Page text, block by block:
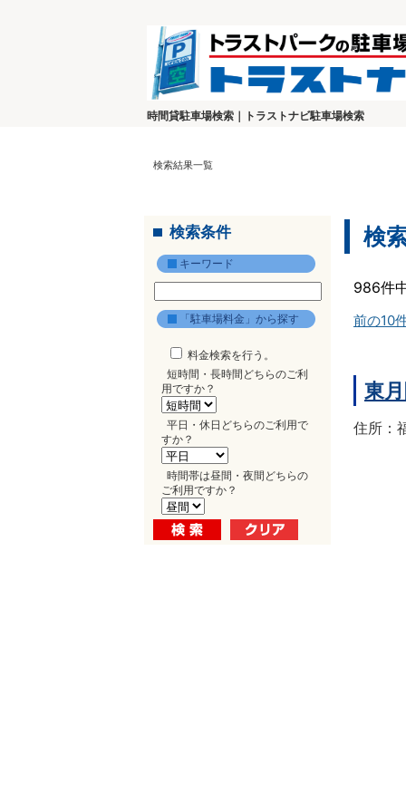
時間貸駐車場検索｜トラストナビ駐車場検索
検索結果一覧
検索条件
キーワード
「駐車場料金」から探す
料金検索を行う。
短時間・長時間どちらのご利
用ですか？
平日・休日どちらのご利用で
すか？
時間帯は昼間・夜間どちらの
ご利用ですか？
検
986件
前の10
東
住所：